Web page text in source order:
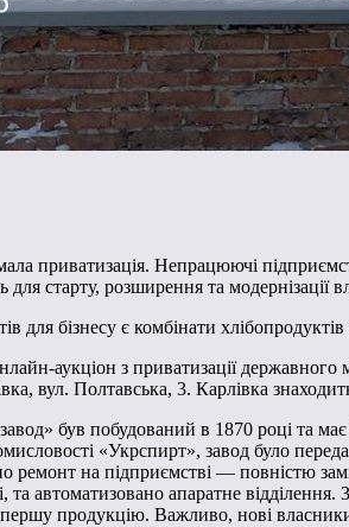
приватизація. Непрацюючі
старту, розширення та
для бізнесу є комбінати
аукціон з приватизації
вул. Полтавська, 3. Карлівка
був побудований в 1870 році та має
«Укрспирт», завод було
ремонт на підприємстві — повністю
та автоматизовано апаратне
продукцію. Важливо, нові